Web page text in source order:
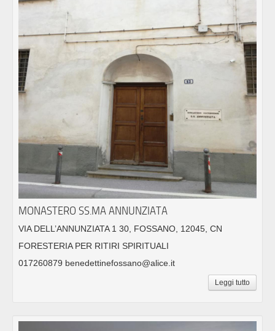
MONASTERO SS.MA ANNUNZIATA
VIA DELL’ANNUNZIATA 1 30, FOSSANO, 12045, CN
FORESTERIA PER RITIRI SPIRITUALI
017260879 benedettinefossano@alice.it
Leggi tutto